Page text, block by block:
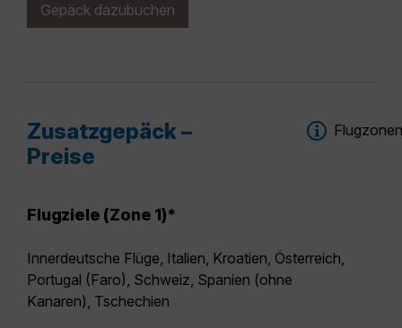
Gepäck dazubuchen
Zusatzgepäck –
Preise
Flugzonen
Flugziele (Zone 1)*
Innerdeutsche Flüge, Italien, Kroatien, Österreich,
Portugal (Faro), Schweiz, Spanien (ohne
Kanaren), Tschechien